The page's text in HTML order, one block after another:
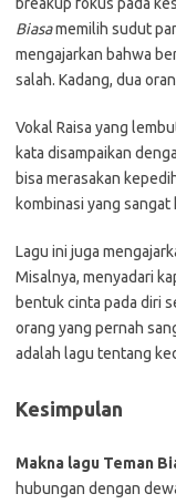
Biasamemilih sudut
mengajarkan bahwa
salah. Kadang, dua
Vokal Raisa yang
kata disampaikan
bisa merasakan
kombinasi yang
Lagu ini juga
Misalnya, menyadari
bentuk cinta pada diri
orang yang pernah
adalah lagu tentang
Kesimpulan
Makna lagu Teman
hubungan dengan